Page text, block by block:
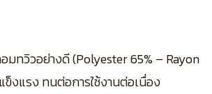
มทวิวอย่างดี (Polyester 65% – Rayon
ข็งแรง ทนต่อการใช้งานต่อเนื่อง